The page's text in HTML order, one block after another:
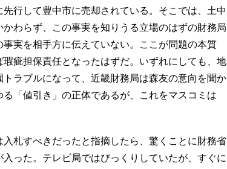
行して豊中市に売却されている。そこでは、土中
わらず、この事実を知りうる立場のはずの財務局
実を相手方に伝えていない。ここが問題の本質
疵担保責任となったはずだ。いずれにしても、地
ラブルになって、近畿財務局は森友の意向を聞か
「値引き」の正体であるが、これをマスコミは
札すべきだったと指摘したら、驚くことに財務省
った。テレビ局ではびっくりしていたが、すぐに